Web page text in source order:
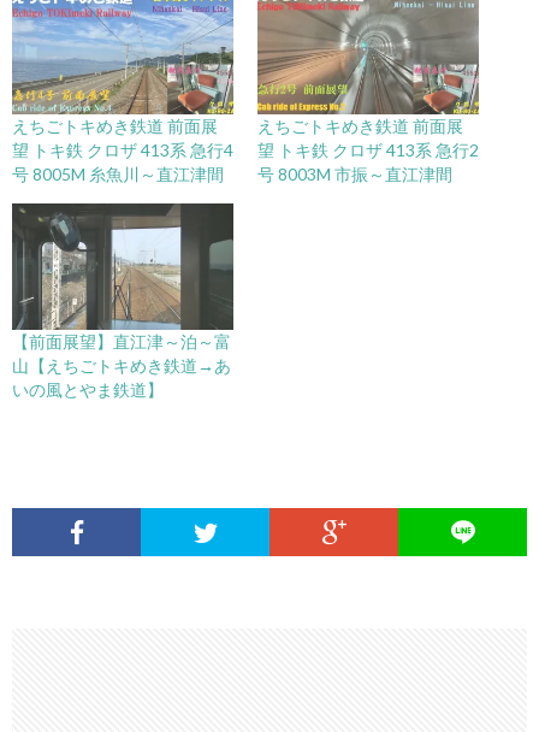
えちごトキめき鉄道 前面展
望 トキ鉄 クロザ 413系 急行4
号 8005M 糸魚川～直江津間
えちごトキめき鉄道 前面展
望 トキ鉄 クロザ 413系 急行2
号 8003M 市振～直江津間
【前面展望】直江津～泊～富
山【えちごトキめき鉄道→あ
いの風とやま鉄道】